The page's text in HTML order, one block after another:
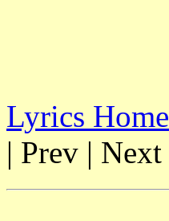
Lyrics Home
| Prev | Next